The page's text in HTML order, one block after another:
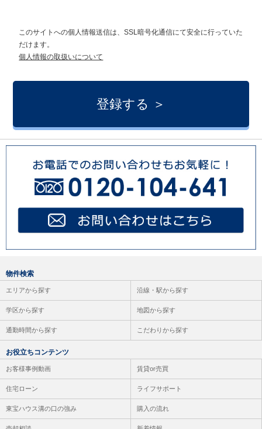
このサイトへの個人情報送信は、SSL暗号化通信にて安全に行っていた
だけます。
個人情報の取扱いについて
登録する ＞
物件検索
エリアから探す 沿線・駅から探す
学区から探す 地図から探す
通勤時間から探す こだわりから探す
お役立ちコンテンツ
お客様事例動画 賃貸or売買
住宅ローン ライフサポート
東宝ハウス溝の口の強み 購入の流れ